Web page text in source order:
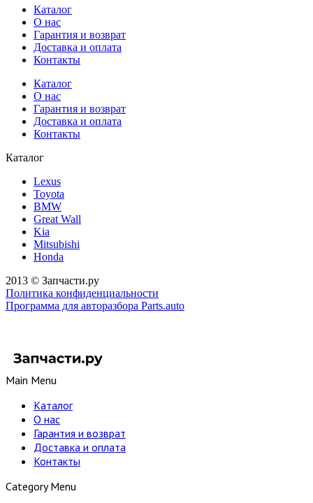
Каталог
О нас
Гарантия и возврат
Доставка и оплата
Контакты
Каталог
О нас
Гарантия и возврат
Доставка и оплата
Контакты
Каталог
Lexus
Toyota
BMW
Great Wall
Kia
Mitsubishi
Honda
2013 © Запчасти.ру
Политика конфиденциальности
Программа для авторазбора Parts.auto
Main Menu
Каталог
О нас
Гарантия и возврат
Доставка и оплата
Контакты
Category Menu